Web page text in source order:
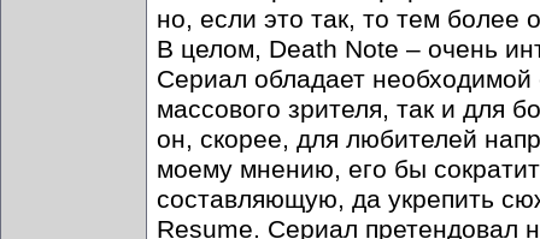
но, если это так, то тем
В целом, Death Note – очень
Сериал обладает необходимой
массового зрителя, так и для
он, скорее, для любителей
моему мнению, его бы
составляющую, да укрепить
Resume. Сериал претендовал